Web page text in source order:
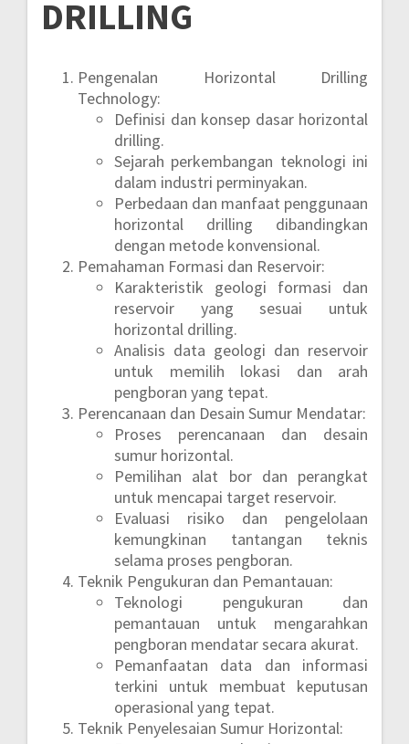
DRILLING
Pengenalan Horizontal Drilling
Technology:
Definisi dan konsep dasar horizontal
drilling.
Sejarah perkembangan teknologi ini
dalam industri perminyakan.
Perbedaan dan manfaat penggunaan
horizontal drilling dibandingkan
dengan metode konvensional.
Pemahaman Formasi dan Reservoir:
Karakteristik geologi formasi dan
reservoir yang sesuai untuk
horizontal drilling.
Analisis data geologi dan reservoir
untuk memilih lokasi dan arah
pengboran yang tepat.
Perencanaan dan Desain Sumur Mendatar:
Proses perencanaan dan desain
sumur horizontal.
Pemilihan alat bor dan perangkat
untuk mencapai target reservoir.
Evaluasi risiko dan pengelolaan
kemungkinan tantangan teknis
selama proses pengboran.
Teknik Pengukuran dan Pemantauan:
Teknologi pengukuran dan
pemantauan untuk mengarahkan
pengboran mendatar secara akurat.
Pemanfaatan data dan informasi
terkini untuk membuat keputusan
operasional yang tepat.
Teknik Penyelesaian Sumur Horizontal: